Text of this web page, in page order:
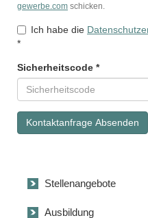
gewerbe.com schicken.
Ich habe die
*
Sicherheitscode *
Kontaktanfrage Absenden
Stellenangebote
Ausbildung